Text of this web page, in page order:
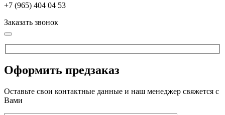
+7 (965) 404 04 53
Заказать звонок
Оформить предзаказ
Оставьте свои контактные данные и наш менеджер свяжется с
Вами